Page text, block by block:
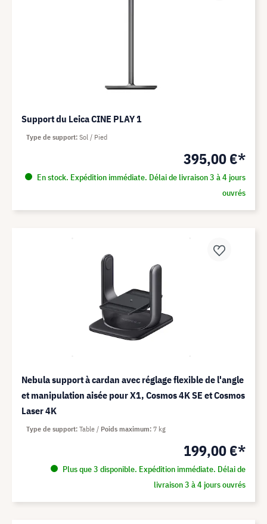
Support du Leica CINE PLAY 1
395,00 €*
En stock. Expédition immédiate. Délai de livraison 3 à 4 jours
ouvrés
Type de support Sol / Pied
Nebula support à cardan avec réglage flexible de l'angle
et manipulation aisée pour X1, Cosmos 4K SE et Cosmos
Laser 4K
199,00 €*
Plus que 3 disponible. Expédition immédiate. Délai de
livraison 3 à 4 jours ouvrés
Type de support Table Poids maximum 7 kg